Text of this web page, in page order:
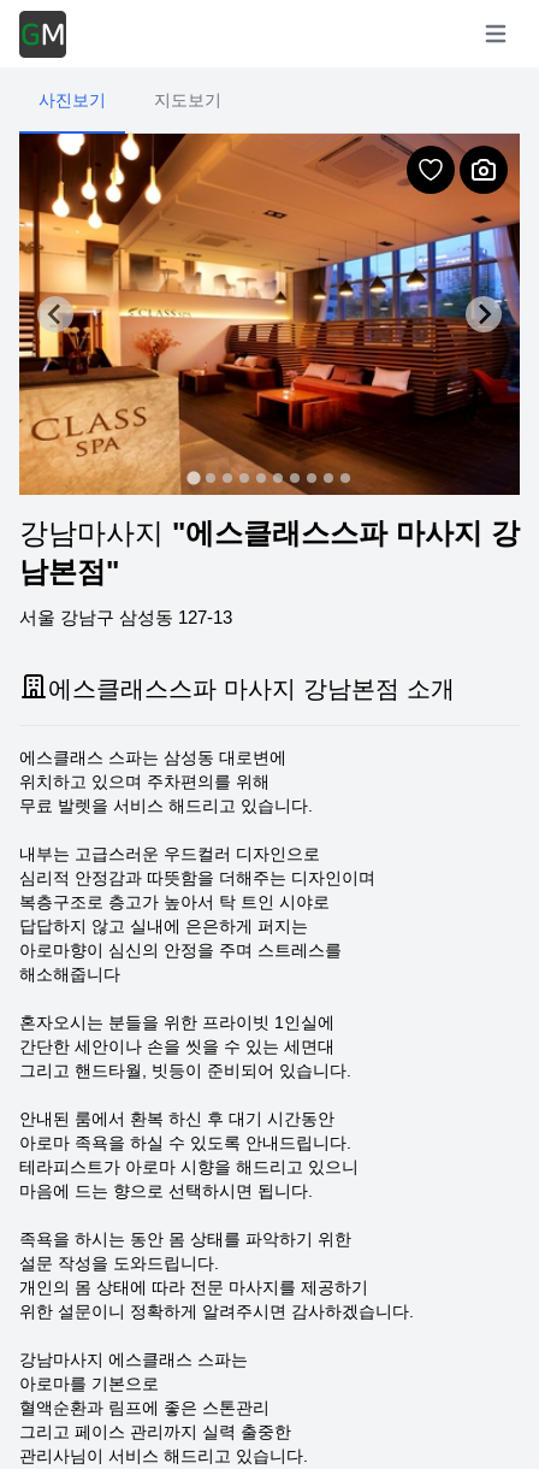
Open
사진보기 지도보기
강남마사지 "에스클래스스파 마사지 강
남본점"
서울 강남구 삼성동 127-13
에스클래스스파 마사지 강남본점 소개
에스클래스 스파는 삼성동 대로변에
위치하고 있으며 주차편의를 위해
무료 발렛을 서비스 해드리고 있습니다.
내부는 고급스러운 우드컬러 디자인으로
심리적 안정감과 따뜻함을 더해주는 디자인이며
복층구조로 층고가 높아서 탁 트인 시야로
답답하지 않고 실내에 은은하게 퍼지는
아로마향이 심신의 안정을 주며 스트레스를
해소해줍니다
혼자오시는 분들을 위한 프라이빗 1인실에
간단한 세안이나 손을 씻을 수 있는 세면대
그리고 핸드타월, 빗등이 준비되어 있습니다.
안내된 룸에서 환복 하신 후 대기 시간동안
아로마 족욕을 하실 수 있도록 안내드립니다.
테라피스트가 아로마 시향을 해드리고 있으니
마음에 드는 향으로 선택하시면 됩니다.
족욕을 하시는 동안 몸 상태를 파악하기 위한
설문 작성을 도와드립니다.
개인의 몸 상태에 따라 전문 마사지를 제공하기
위한 설문이니 정확하게 알려주시면 감사하겠습니다.
강남마사지 에스클래스 스파는
아로마를 기본으로
혈액순환과 림프에 좋은 스톤관리
그리고 페이스 관리까지 실력 출중한
관리사님이 서비스 해드리고 있습니다.